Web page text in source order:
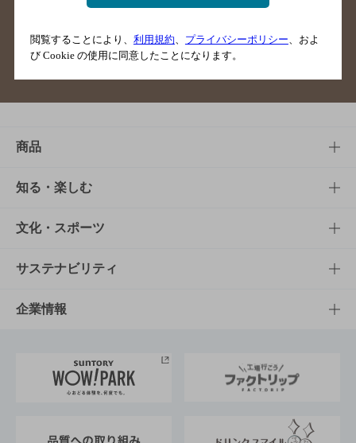
商品
商品TOP
商品一覧
商品発売情報
栄養成分一覧
知る・楽しむ
知る・楽しむTOP
キャンペーン
工場見学
地域情報
文化・スポーツ
文化・スポーツTOP
サントリーホール
サントリーサンバーズ大阪
サステナビリティ
サステナビリティTOP
サントリーが考えるサステナビリティ経営
企業情報
企業概要
閲覧することにより、 利用規約、 プライバシーポリシー、およ
び Cookie の使用に同意したことになります。